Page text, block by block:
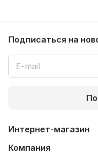
Подписаться на
Интернет-магазин
Компания